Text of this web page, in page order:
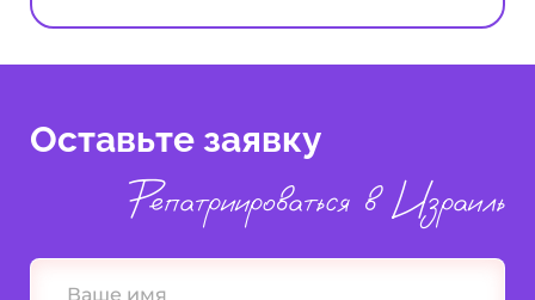
Оставьте заявку
Репатриироваться в Израиль